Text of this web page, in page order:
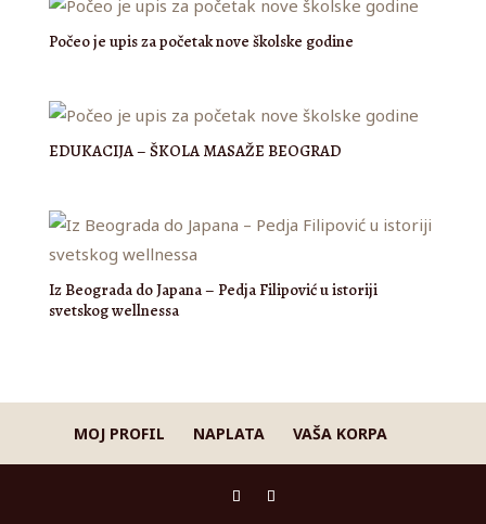
Počeo je upis za početak nove školske godine
EDUKACIJA – ŠKOLA MASAŽE BEOGRAD
Iz Beograda do Japana – Pedja Filipović u istoriji
svetskog wellnessa
MOJ PROFIL NAPLATA VAŠA KORPA